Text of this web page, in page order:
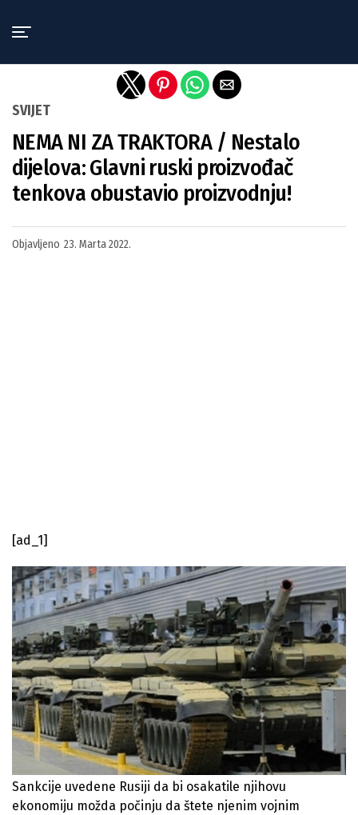
SVIJET
NEMA NI ZA TRAKTORA / Nestalo
dijelova: Glavni ruski proizvođač
tenkova obustavio proizvodnju!
Objavljeno 23. Marta 2022.
[ad_1]
Sankcije uvedene Rusiji da bi osakatile njihovu
ekonomiju možda počinju da štete njenim vojnim